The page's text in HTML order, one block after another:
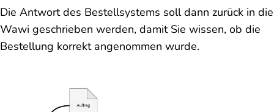
Die Antwort des Bestellsystems soll dann zurück in die
Wawi geschrieben werden, damit Sie wissen, ob die
Bestellung korrekt angenommen wurde.